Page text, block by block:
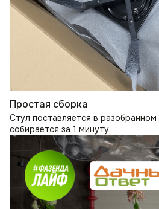
Простая сборка
Стул поставляется в разобранном
собирается за 1 минуту.